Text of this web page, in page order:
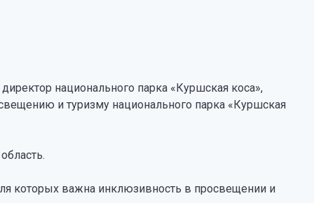
национального парка «Куршская коса»,
и туризму национального парка «Куршская
которых важна инклюзивность в просвещении и